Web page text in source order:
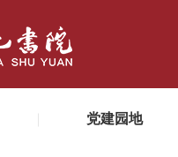
党建园地